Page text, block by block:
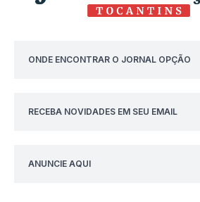
ONDE ENCONTRAR O JORNAL OPÇÃO
RECEBA NOVIDADES EM SEU EMAIL
ANUNCIE AQUI